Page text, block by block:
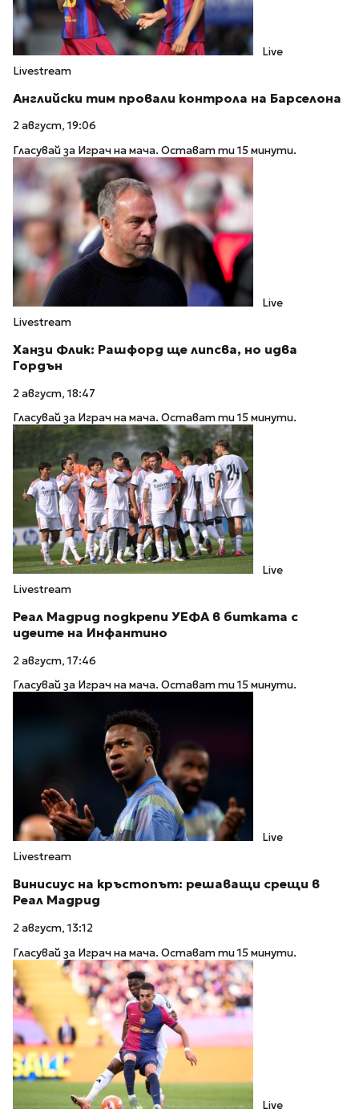
Live
Livestream
Английски тим провали контрола на Барселона
2 август, 19:06
Гласувай за Играч на мача. Остават ти 15 минути.
Live
Livestream
Ханзи Флик: Рашфорд ще липсва, но идва
Гордън
2 август, 18:47
Гласувай за Играч на мача. Остават ти 15 минути.
Live
Livestream
Реал Мадрид подкрепи УЕФА в битката с
идеите на Инфантино
2 август, 17:46
Гласувай за Играч на мача. Остават ти 15 минути.
Live
Livestream
Винисиус на кръстопът: решаващи срещи в
Реал Мадрид
2 август, 13:12
Гласувай за Играч на мача. Остават ти 15 минути.
Live